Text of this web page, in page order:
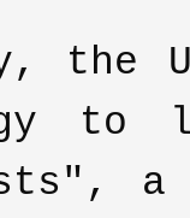
the
to
a